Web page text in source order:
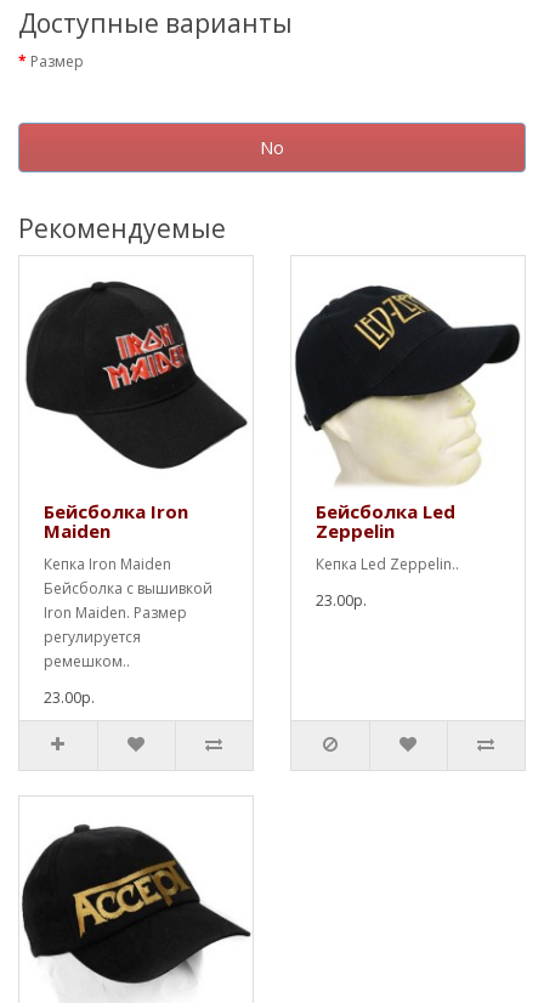
Доступные варианты
Размер
No
Рекомендуемые
Бейсболка Iron
Maiden
Кепка Iron Maiden
Бейсболка с вышивкой
Iron Maiden. Размер
регулируется
ремешком..
23.00р.
Бейсболка Led
Zeppelin
Кепка Led Zeppelin..
23.00р.